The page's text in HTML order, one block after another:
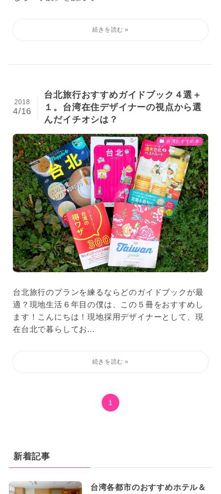
台北旅行おすすめガイドブック４選＋
１。台湾在住デザイナーの視点から選
んだイチオシは？
2018
4/16
台湾おすすめ本
台北旅行のプランを練るならどのガイドブックが最
適？現地生活６年目の僕は、この５冊をおすすめし
ます！こんにちは！現地採用デザイナーとして、現
在台北で暮らしてお...
1
新着記事
台湾各都市のおすすめホテル＆